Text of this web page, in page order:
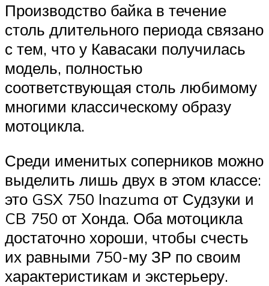
Производство байка в течение
столь длительного периода связано
с тем, что у Кавасаки получилась
модель, полностью
соответствующая столь любимому
многими классическому образу
мотоцикла.
Среди именитых соперников можно
выделить лишь двух в этом классе:
это GSX 750 Inazuma от Судзуки и
CB 750 от Хонда. Оба мотоцикла
достаточно хороши, чтобы счесть
их равными 750-му ЗР по своим
характеристикам и экстерьеру.